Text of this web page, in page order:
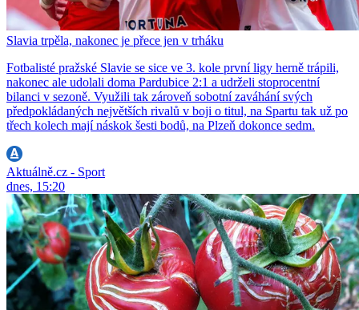
Slavia trpěla, nakonec je přece jen v trháku
Fotbalisté pražské Slavie se sice ve 3. kole první ligy herně trápili,
nakonec ale udolali doma Pardubice 2:1 a udrželi stoprocentní
bilanci v sezoně. Využili tak zároveň sobotní zaváhání svých
předpokládaných největších rivalů v boji o titul, na Spartu tak už po
třech kolech mají náskok šesti bodů, na Plzeň dokonce sedm.
Aktuálně.cz - Sport
dnes, 15:20